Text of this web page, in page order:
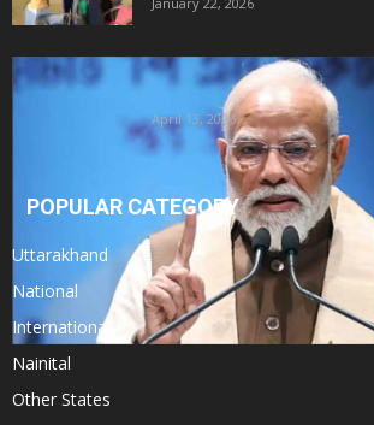
Uttarakhand News- PM मोदी का
दिल्ली-देहरादून एक्सप्रेसवे समेत...
April 13, 2026
POPULAR CATEGORY
Uttarakhand
National
International
Nainital
Other States